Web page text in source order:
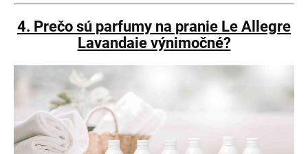
4. Prečo sú parfumy na pranie Le Allegre
Lavandaie výnimočné?